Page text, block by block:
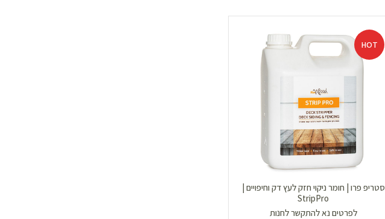
HOT
סטריפ פרו | חומר ניקוי חזק לעץ דק וחיפויים |
StripPro
לפרטים נא להתקשר לחנות